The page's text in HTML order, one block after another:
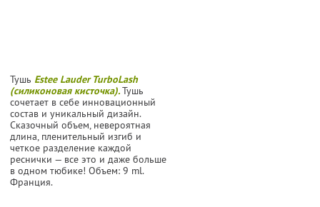
Тушь Estee Lauder TurboLash
(силиконовая кисточка). Тушь
сочетает в себе инновационный
состав и уникальный дизайн.
Сказочный объем, невероятная
длина, пленительный изгиб и
четкое разделение каждой
реснички — все это и даже больше
в одном тюбике! Объем: 9 ml.
Франция.